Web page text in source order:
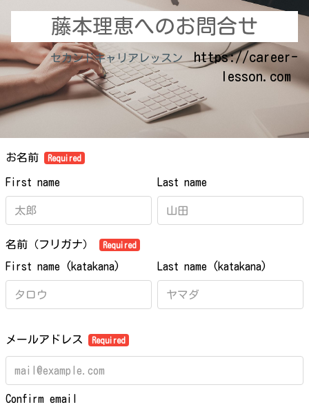
藤本理恵へのお問合せ
セカンドキャリアレッスンhttps://career-
lesson.com
お名前 Required
Last name
First name
名前（フリガナ） Required
Last name (katakana)
First name (katakana)
メールアドレス Required
Confirm email